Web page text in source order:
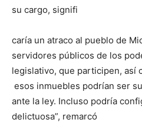
su cargo, signifi
caría un atraco al pueblo de
servidores públicos de los
legislativo, que participen, así
esos inmuebles podrían ser
ante la ley. Incluso podría
delictuosa”, remarcó